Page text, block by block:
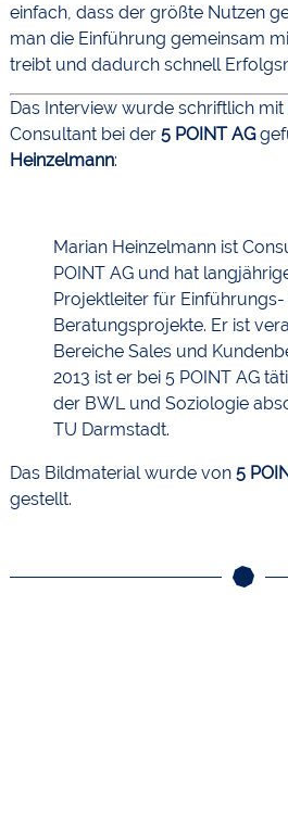
einfach, dass der größte Nutzen
man die Einführung gemeinsam
treibt und dadurch schnell
Das Interview wurde schriftlich mit
Consultant bei der 5 POINT AG
Heinzelmann:
Marian Heinzelmann ist
POINT AG und hat
Projektleiter für
Beratungsprojekte. Er ist
Bereiche Sales und
2013 ist er bei 5 POINT AG
der BWL und Soziologie
TU Darmstadt.
Das Bildmaterial wurde von 5
gestellt.